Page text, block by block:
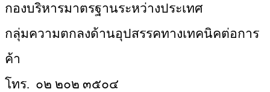
กองบริหารมาตรฐานระหว่างประเทศ
กลุ่มความตกลงด้านอุปสรรคทางเทคนิคต่อการ
ค้า
โทร. ๐๒ ๒๐๒ ๓๕๐๔